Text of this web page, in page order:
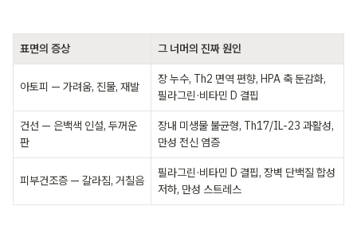
표면의 증상 그 너머의 진짜 원인
아토피 — 가려움, 진물, 재발
장 누수, Th2 면역 편향, HPA 축 둔감화,
필라그린·비타민 D 결핍
건선 — 은백색 인설, 두꺼운
판
장내 미생물 불균형, Th17/IL-23 과활성,
만성 전신 염증
피부건조증 — 갈라짐, 거칠음
필라그린·비타민 D 결핍, 장벽 단백질 합성
저하, 만성 스트레스